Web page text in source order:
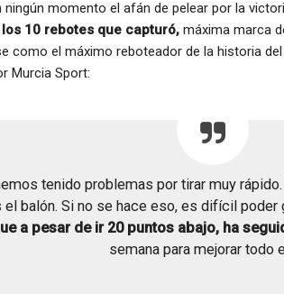
momento el afán de pelear por la
10 rebotes que capturó, máxima marca
como el máximo reboteador de la historia
Murcia Sport:
tenido problemas por tirar muy
balón. Si no se hace eso, es difícil poder
a pesar de ir 20 puntos abajo, ha
semana para mejorar todo